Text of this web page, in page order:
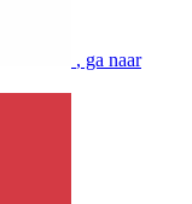
, ga naar